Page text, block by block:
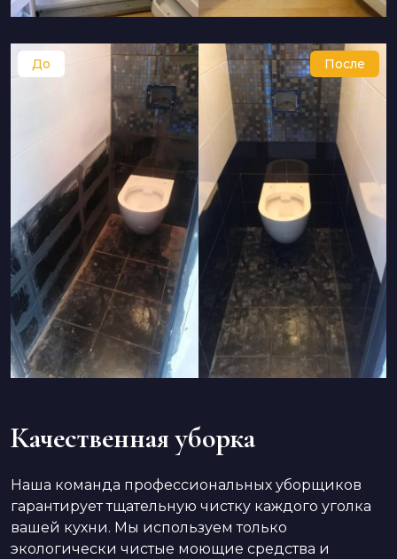
Качественная уборка
Наша команда профессиональных уборщиков
гарантирует тщательную чистку каждого уголка
вашей кухни. Мы используем только
экологически чистые моющие средства и